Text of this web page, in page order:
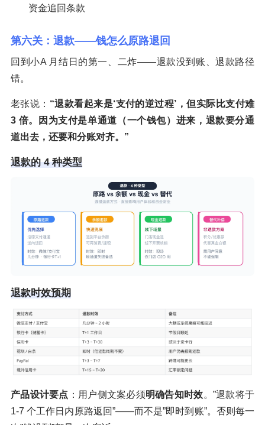
资金追回条款
第六关：退款——钱怎么原路退回
回到小A 月结日的第一、二炸——退款没到账、退款路径
错。
老张说： “退款看起来是‘支付的逆过程’，但实际比支付难
3 倍。因为支付是单通道（一个钱包）进来，退款要分通
道出去，还要和分账对齐。”
退款的 4 种类型
退款时效预期
产品设计要点 ：用户侧文案必须明确告知时效。”退款将于
1-7 个工作日内原路返回”——而不是”即时到账”。否则每一